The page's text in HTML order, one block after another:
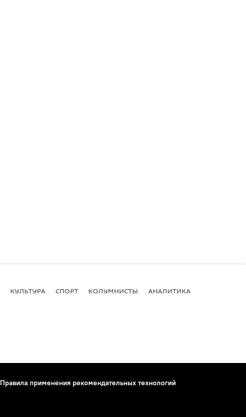
КУЛЬТУРА СПОРТ КОЛУМНИСТЫ АНАЛИТИКА
Правила применения рекомендательных технологий